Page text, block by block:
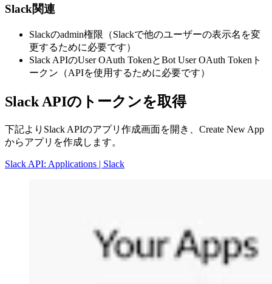
Slack関連
Slackのadmin権限（Slackで他のユーザーの表示名を変
更するために必要です）
Slack APIのUser OAuth TokenとBot User OAuth Tokenト
ークン（APIを使用するために必要です）
Slack APIのトークンを取得
下記よりSlack APIのアプリ作成画面を開き、Create New App
からアプリを作成します。
Slack API: Applications | Slack